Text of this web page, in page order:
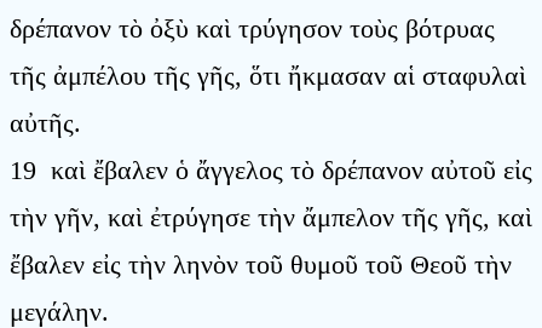
δρέπανον τὸ ὀξὺ καὶ τρύγησον τοὺς βότρυας
τῆς ἀμπέλου τῆς γῆς, ὅτι ἤκμασαν αἱ σταφυλαὶ
αὐτῆς.
19 καὶ ἔβαλεν ὁ ἄγγελος τὸ δρέπανον αὐτοῦ εἰς
τὴν γῆν, καὶ ἐτρύγησε τὴν ἄμπελον τῆς γῆς, καὶ
ἔβαλεν εἰς τὴν ληνὸν τοῦ θυμοῦ τοῦ Θεοῦ τὴν
μεγάλην.